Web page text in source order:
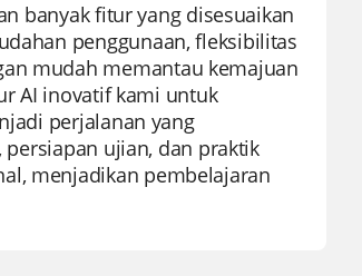
banyak fitur yang disesuaikan
penggunaan, fleksibilitas
mudah memantau kemajuan
AI inovatif kami untuk
perjalanan yang
ujian, dan praktik
menjadikan pembelajaran